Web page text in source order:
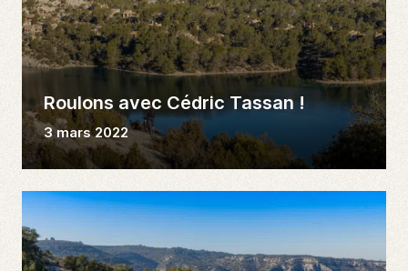
Roulons avec Cédric Tassan !
3 mars 2022